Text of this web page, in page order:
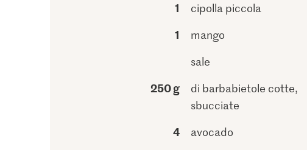
1 cipolla piccola
1
mango
sale
250 g
di barbabietole cotte,
sbucciate
4 avocado